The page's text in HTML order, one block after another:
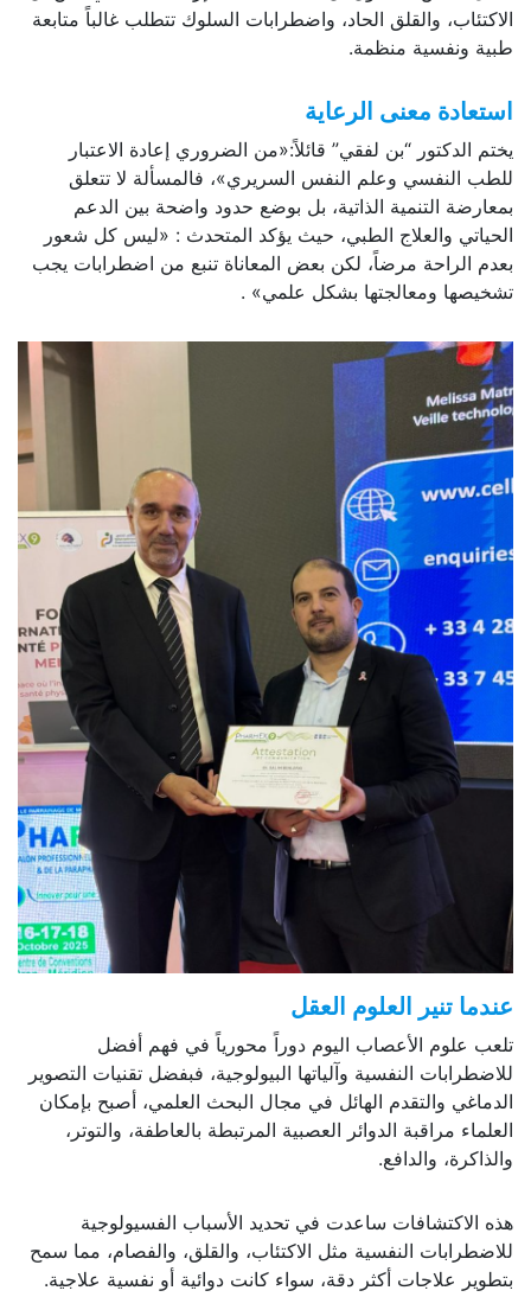
الاكتئاب، والقلق الحاد، واضطرابات السلوك تتطلب غالباً متابعة
طبية ونفسية منظمة.
استعادة معنى الرعاية
يختم الدكتور “بن لفقي” قائلاً:«من الضروري إعادة الاعتبار
للطب النفسي وعلم النفس السريري»، فالمسألة لا تتعلق
بمعارضة التنمية الذاتية، بل بوضع حدود واضحة بين الدعم
الحياتي والعلاج الطبي، حيث يؤكد المتحدث : «ليس كل شعور
بعدم الراحة مرضاً، لكن بعض المعاناة تنبع من اضطرابات يجب
تشخيصها ومعالجتها بشكل علمي» .
عندما تنير العلوم العقل
تلعب علوم الأعصاب اليوم دوراً محورياً في فهم أفضل
للاضطرابات النفسية وآلياتها البيولوجية، فبفضل تقنيات التصوير
الدماغي والتقدم الهائل في مجال البحث العلمي، أصبح بإمكان
العلماء مراقبة الدوائر العصبية المرتبطة بالعاطفة، والتوتر،
والذاكرة، والدافع.
هذه الاكتشافات ساعدت في تحديد الأسباب الفسيولوجية
للاضطرابات النفسية مثل الاكتئاب، والقلق، والفصام، مما سمح
بتطوير علاجات أكثر دقة، سواء كانت دوائية أو نفسية علاجية.